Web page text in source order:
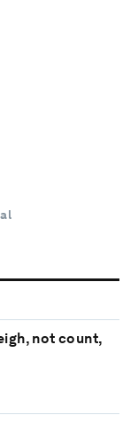
not count,